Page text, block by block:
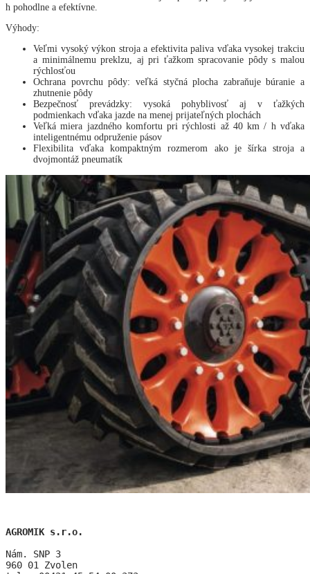
h pohodlne a efektívne.
Výhody:
Veľmi vysoký výkon stroja a efektivita paliva vďaka vysokej trakciu
a minimálnemu preklzu, aj pri ťažkom spracovanie pôdy s malou
rýchlosťou
Ochrana povrchu pôdy: veľká styčná plocha zabraňuje búranie a
zhutnenie pôdy
Bezpečnosť prevádzky: vysoká pohyblivosť aj v ťažkých
podmienkach vďaka jazde na menej prijateľných plochách
Veľká miera jazdného komfortu pri rýchlosti až 40 km / h vďaka
inteligentnému odpruženie pásov
Flexibilita vďaka kompaktným rozmerom ako je šírka stroja a
dvojmontáž pneumatík
AGROMIK s.r.o.
Nám. SNP 3
960 01 Zvolen